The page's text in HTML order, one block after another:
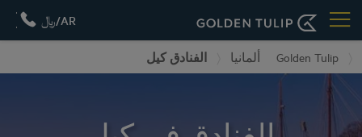
AR/﷼
Golden Tulip ألمانيا الفنادق كيل